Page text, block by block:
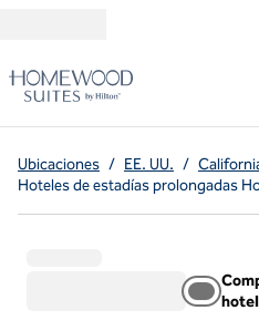
Ubicaciones / EE. UU. /
Hoteles de estadías prolongadas